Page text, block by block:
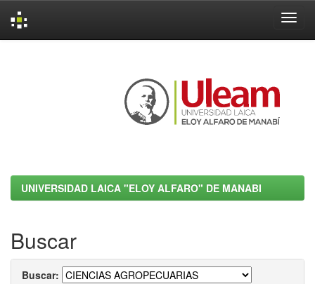
UNIVERSIDAD LAICA "ELOY ALFARO" DE MANABI
Buscar
Buscar: